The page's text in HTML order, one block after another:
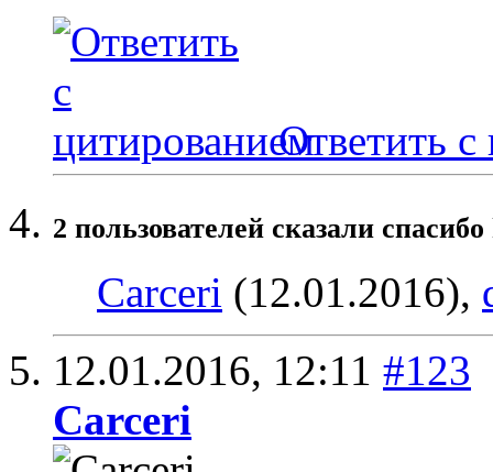
Ответить с
2 пользователей сказали
Carceri (12.01.2016),
12.01.2016, 12:11 #123
Carceri